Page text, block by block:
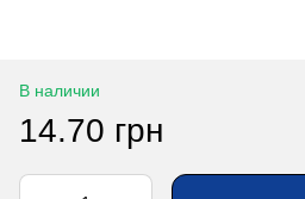
В наличии
14.70 грн